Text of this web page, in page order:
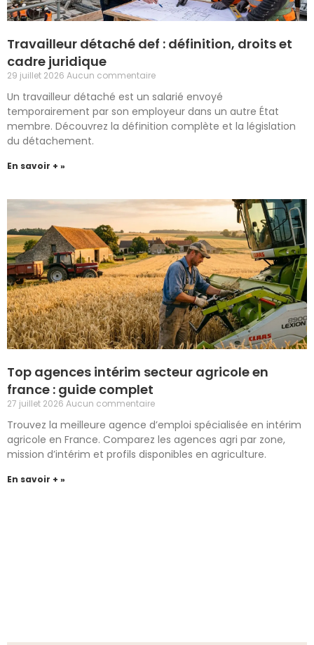
Travailleur détaché def : définition, droits et
cadre juridique
29 juillet 2026 Aucun commentaire
Un travailleur détaché est un salarié envoyé
temporairement par son employeur dans un autre État
membre. Découvrez la définition complète et la législation
du détachement.
En savoir + »
Top agences intérim secteur agricole en
france : guide complet
27 juillet 2026 Aucun commentaire
Trouvez la meilleure agence d’emploi spécialisée en intérim
agricole en France. Comparez les agences agri par zone,
mission d’intérim et profils disponibles en agriculture.
En savoir + »